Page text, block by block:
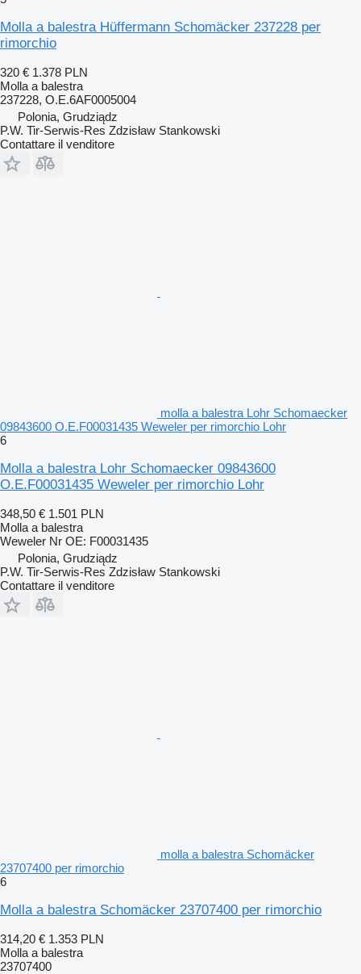
Molla a balestra Hüffermann Schomäcker 237228 per
rimorchio
320 € 1.378 PLN
Molla a balestra
237228, O.E.6AF0005004
Polonia, Grudziądz
P.W. Tir-Serwis-Res Zdzisław Stankowski
Contattare il venditore
molla a balestra Lohr Schomaecker
09843600 O.E.F00031435 Weweler per rimorchio Lohr
6
Molla a balestra Lohr Schomaecker 09843600
O.E.F00031435 Weweler per rimorchio Lohr
348,50 € 1.501 PLN
Molla a balestra
Weweler Nr OE: F00031435
Polonia, Grudziądz
P.W. Tir-Serwis-Res Zdzisław Stankowski
Contattare il venditore
molla a balestra Schomäcker
23707400 per rimorchio
6
Molla a balestra Schomäcker 23707400 per rimorchio
314,20 € 1.353 PLN
Molla a balestra
23707400